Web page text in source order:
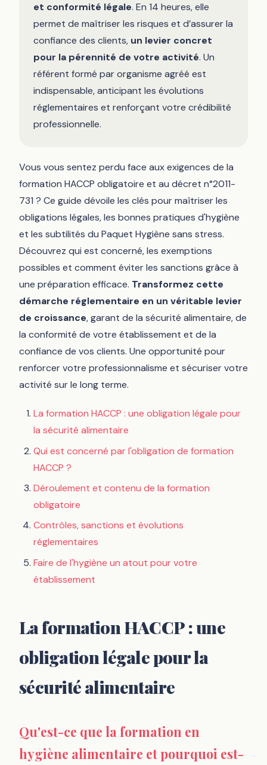
et conformité légale. En 14 heures, elle
permet de maîtriser les risques et d’assurer la
confiance des clients, un levier concret
pour la pérennité de votre activité. Un
référent formé par organisme agréé est
indispensable, anticipant les évolutions
réglementaires et renforçant votre crédibilité
professionnelle.
Vous vous sentez perdu face aux exigences de la
formation HACCP obligatoire et au décret n°2011-
731 ? Ce guide dévoile les clés pour maîtriser les
obligations légales, les bonnes pratiques d'hygiène
et les subtilités du Paquet Hygiène sans stress.
Découvrez qui est concerné, les exemptions
possibles et comment éviter les sanctions grâce à
une préparation efficace. Transformez cette
démarche réglementaire en un véritable levier
de croissance, garant de la sécurité alimentaire, de
la conformité de votre établissement et de la
confiance de vos clients. Une opportunité pour
renforcer votre professionnalisme et sécuriser votre
activité sur le long terme.
La formation HACCP : une obligation légale pour
la sécurité alimentaire
Qui est concerné par l'obligation de formation
HACCP ?
Déroulement et contenu de la formation
obligatoire
Contrôles, sanctions et évolutions
réglementaires
Faire de l'hygiène un atout pour votre
établissement
La formation HACCP : une
obligation légale pour la
sécurité alimentaire
Qu'est-ce que la formation en
hygiène alimentaire et pourquoi est-